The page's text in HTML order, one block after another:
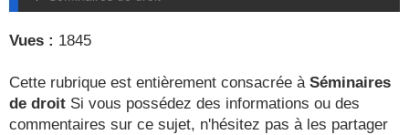
i
Vues : 1845
Cette rubrique est entièrement consacrée à Séminaires
de droit Si vous possédez des informations ou des
commentaires sur ce sujet, n'hésitez pas à les partager